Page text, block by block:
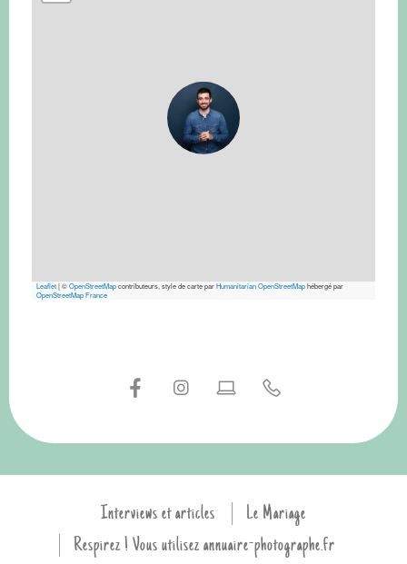
Leaflet|©OpenStreetMapcontributeurs, style de carte parHumanitarian OpenStreetMaphébergé par
OpenStreetMap France
Interviews et articles
Le Mariage
Respirez ! Vous utilisez annuaire-photographe.fr